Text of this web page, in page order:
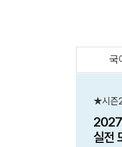
국
★시즌
2027
실전